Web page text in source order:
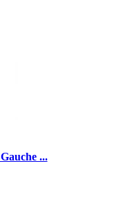
...